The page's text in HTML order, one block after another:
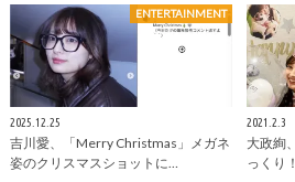
ENTERTAINMENT
2025.12.25
吉川愛、「Merry Christmas」メガネ
姿のクリスマスショットに…
2021.2.3
大政絢
っくり